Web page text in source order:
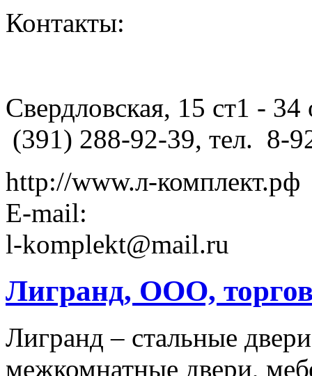
Контакты:
Свердловская, 15 ст1 -
(391) 288-92-39, тел. 8-
http://www.л-комплект.рф
E-mail:
l-komplekt@mail.ru
Лигранд, ООО,
Лигранд – стальные
межкомнатные двери,